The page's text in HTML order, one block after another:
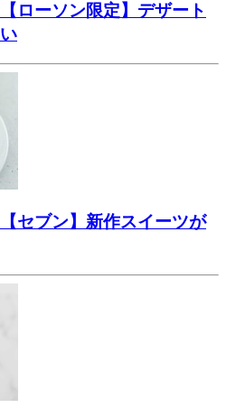
ローソン限定】デザート
セブン】新作スイーツが